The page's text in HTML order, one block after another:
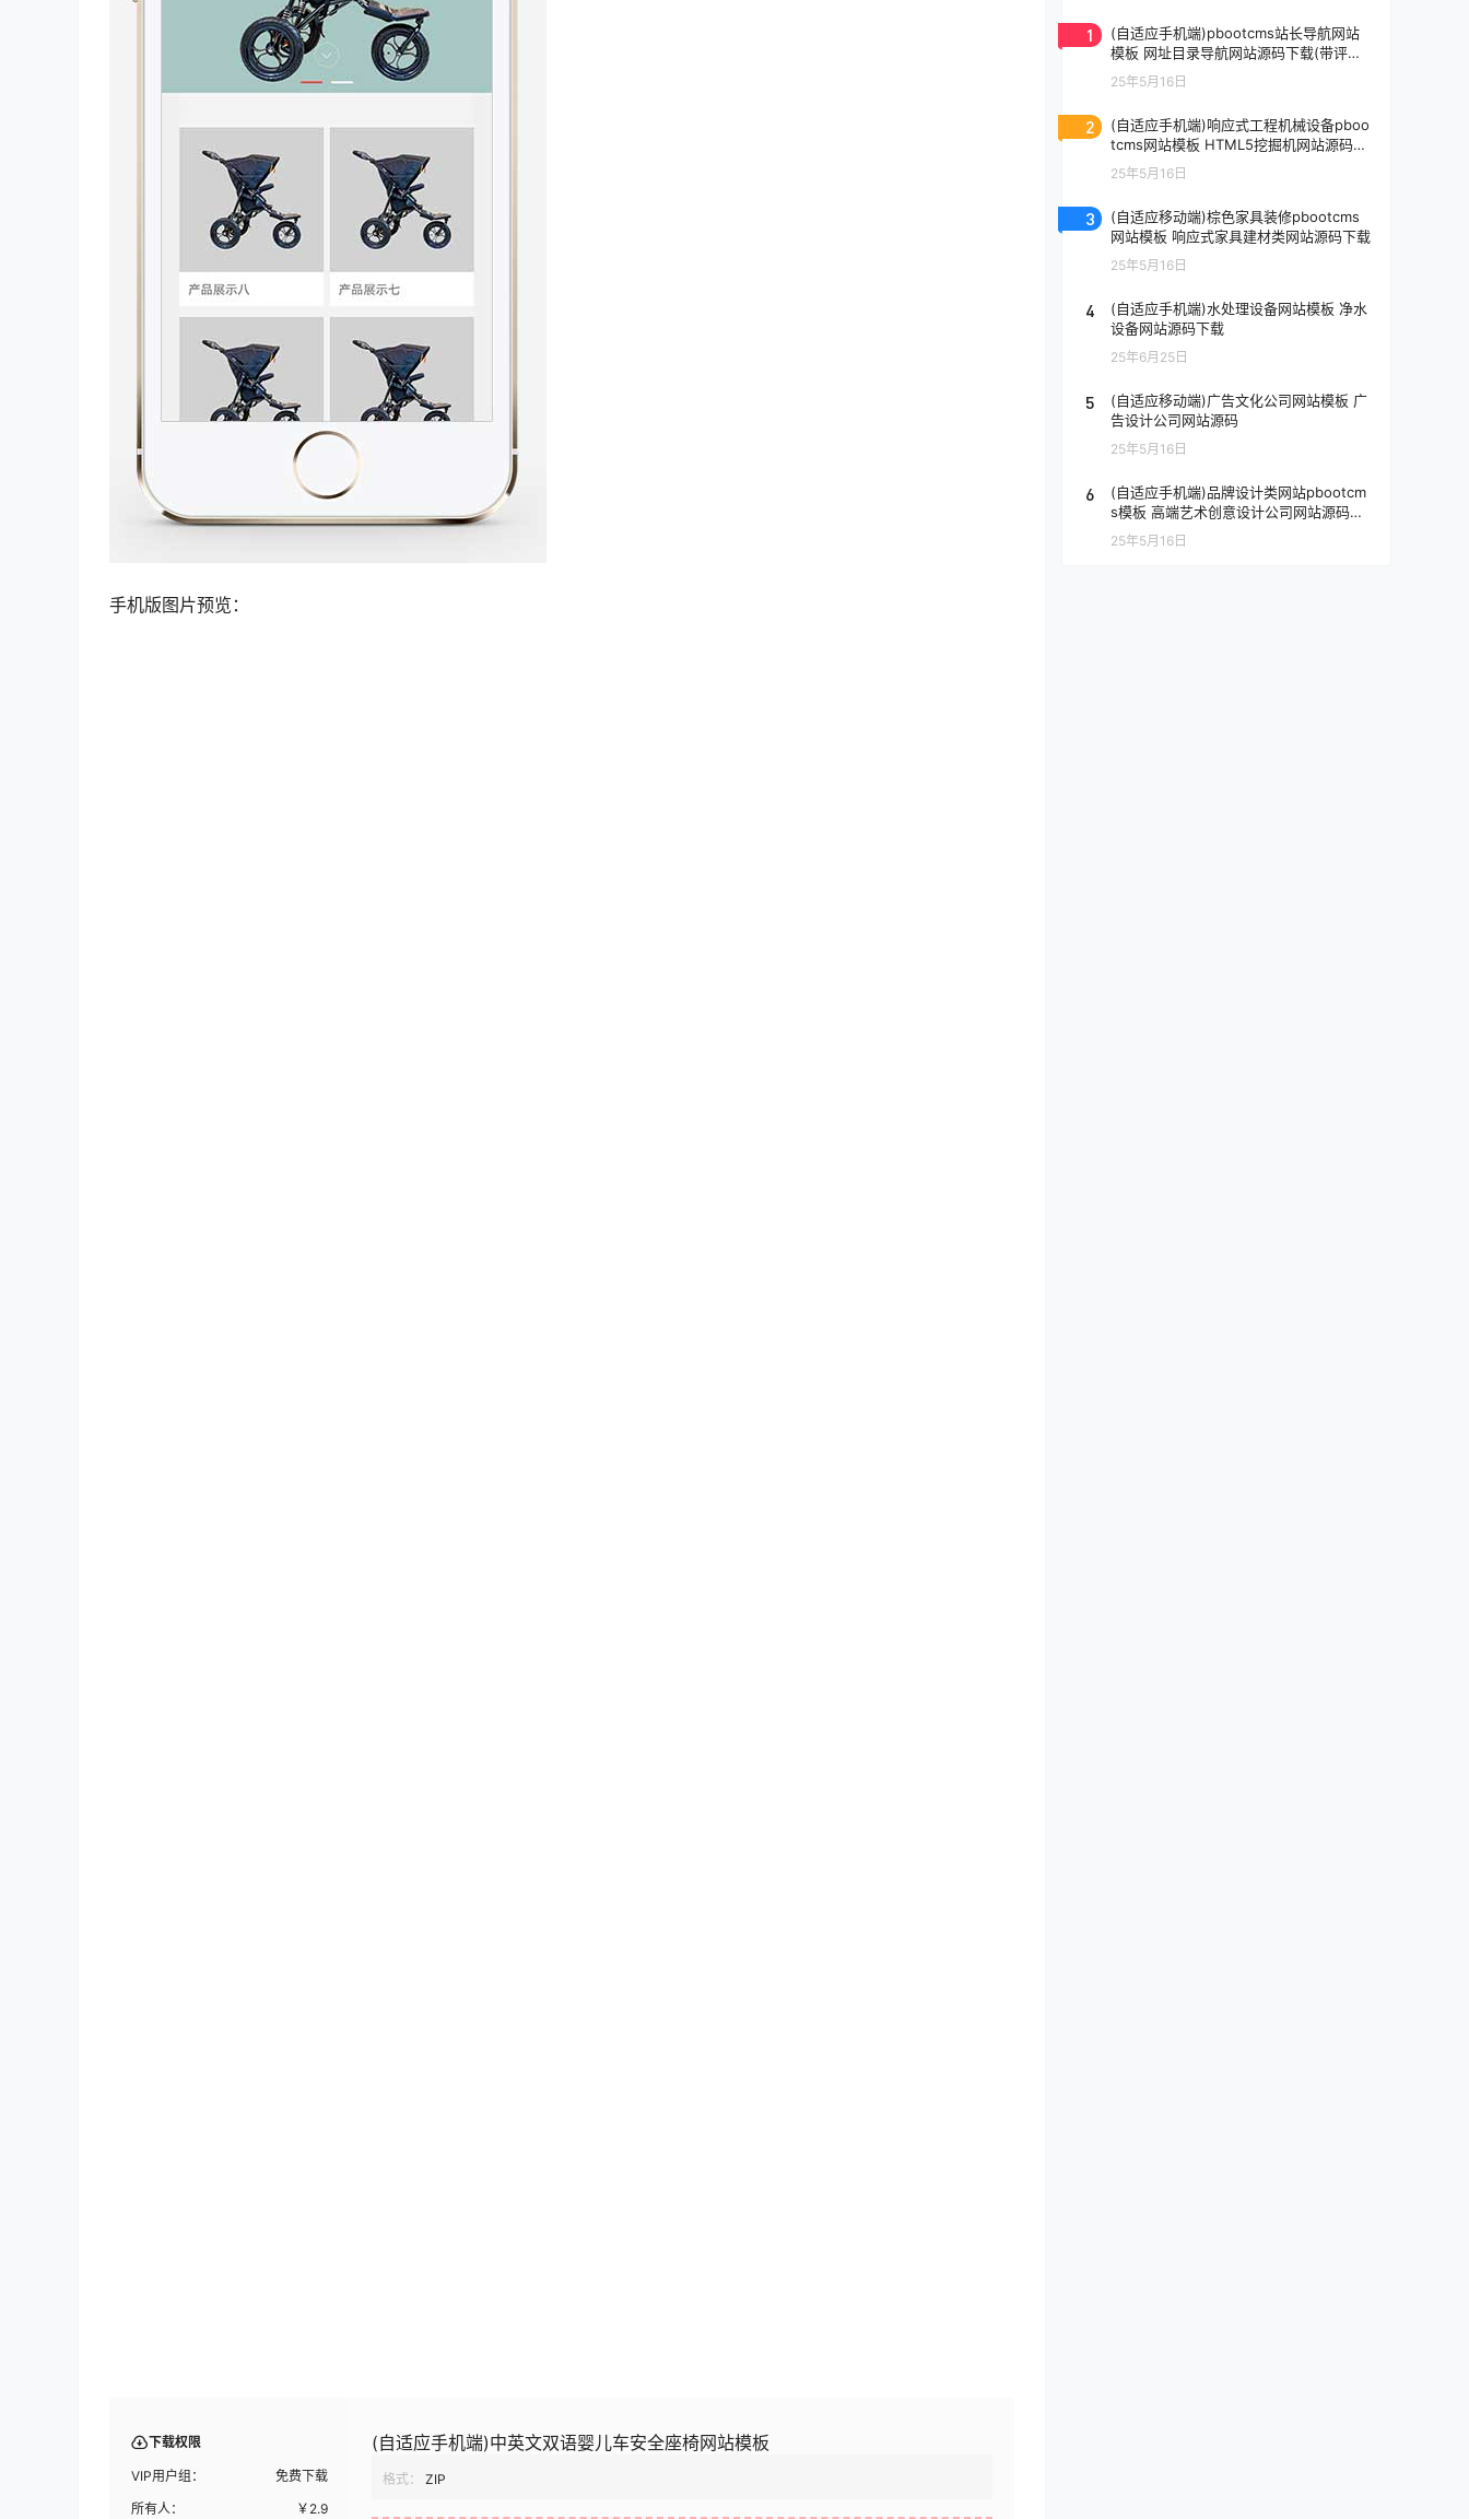
手机版图片预览：
下载权限
VIP用户组：
免费下载
所有人：
￥ 2.9
(自适应手机端)中英文双语婴儿车安全座椅网站模板
格式： ZIP
1
(自适应手机端)pbootcms站长导航网站
模板 网址目录导航网站源码下载(带评论
功能)
25年5月16日
2
(自适应手机端)响应式工程机械设备pboo
tcms网站模板 HTML5挖掘机网站源码下
25年5月16日
3
(自适应移动端)棕色家具装修pbootcms
网站模板 响应式家具建材类网站源码下载
25年5月16日
4
(自适应手机端)水处理设备网站模板 净水
设备网站源码下载
25年6月25日
5
(自适应移动端)广告文化公司网站模板 广
告设计公司网站源码
25年5月16日
6
(自适应手机端)品牌设计类网站pbootcm
s模板 高端艺术创意设计公司网站源码下
25年5月16日